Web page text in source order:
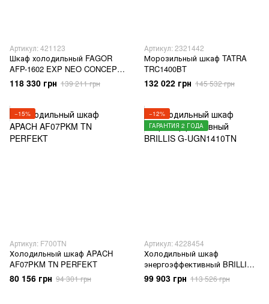
Артикул: 421123
Шкаф холодильный FAGOR
AFP-1602 EXP NEO CONCEPT
1400Л
118 330 грн 139 211 грн
Артикул: 2321442
Морозильный шкаф TATRA
TRC1400BT
132 022 грн 145 532 грн
−15%
Артикул: F700TN
Холодильный шкаф APACH
AF07PKM TN PERFEKT
80 156 грн 94 301 грн
−12%
ГАРАНТИЯ 2 ГОДА
Артикул: 4228454
Холодильный шкаф
энергоэффективный BRILLIS
G-UGN1410TN
99 903 грн 113 526 грн